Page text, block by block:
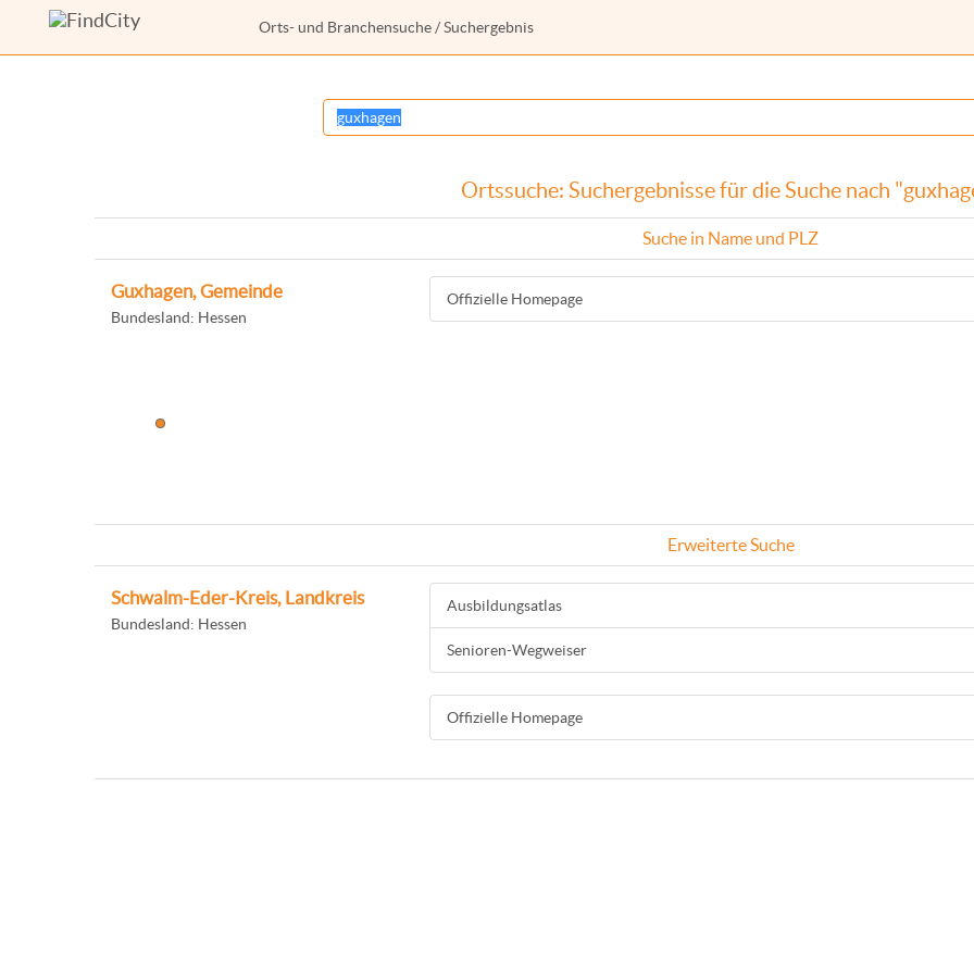
Orts- und Branchensuche / Suchergebnis
Ortssuche: Suchergebnisse für die Suche nach
Suche in Name und PLZ
Guxhagen, Gemeinde
Bundesland: Hessen
Offizielle Homepage
Erweiterte Suche
Schwalm-Eder-Kreis, Landkreis
Bundesland: Hessen
Ausbildungsatlas
Senioren-Wegweiser
Offizielle Homepage